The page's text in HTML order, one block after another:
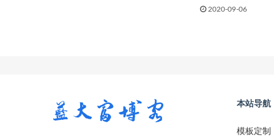
2020-09-06
本站导航
模板定制